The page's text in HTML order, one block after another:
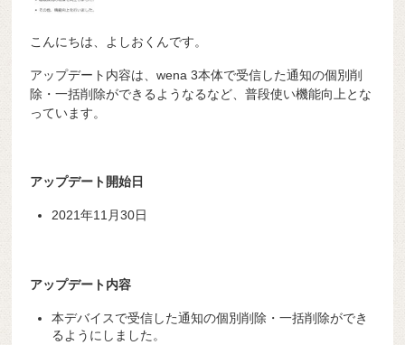
こんにちは、よしおくんです。
アップデート内容は、wena 3本体で受信した通知の個別削
除・一括削除ができるようなるなど、普段使い機能向上とな
っています。
アップデート開始日
2021年11月30日
アップデート内容
本デバイスで受信した通知の個別削除・一括削除ができ
るようにしました。